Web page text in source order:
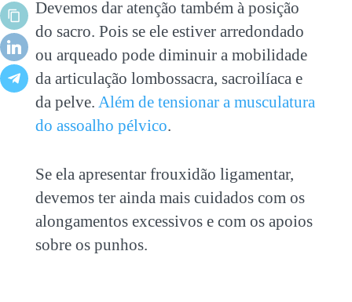
Devemos dar atenção também à posição
do sacro. Pois se ele estiver arredondado
ou arqueado pode diminuir a mobilidade
da articulação lombossacra, sacroilíaca e
da pelve. Além de tensionar a musculatura
do assoalho pélvico.
Se ela apresentar frouxidão ligamentar,
devemos ter ainda mais cuidados com os
alongamentos excessivos e com os apoios
sobre os punhos.